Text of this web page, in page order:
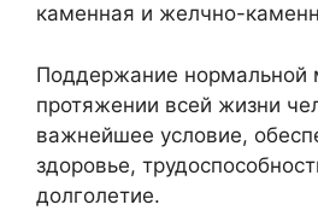
каменная и желчно-
Поддержание нормальной
протяжении всей жизни
важнейшее условие,
здоровье,
долголетие.